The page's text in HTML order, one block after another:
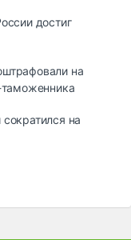
достиг
на
таможенника
на